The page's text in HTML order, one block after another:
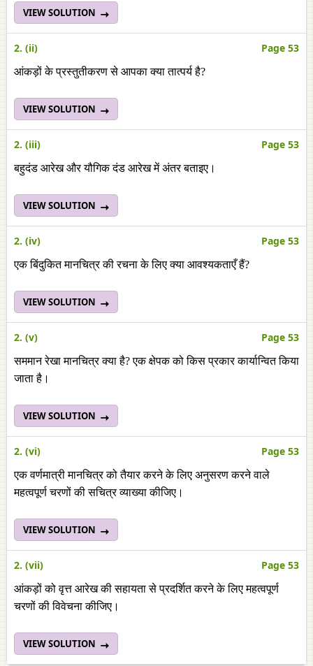
VIEW SOLUTION
2. (ii) Page 53
आंकड़ों के प्रस्तुतीकरण से आपका क्या तात्पर्य है?
VIEW SOLUTION
2. (iii) Page 53
बहुदंड आरेख और यौगिक दंड आरेख में अंतर बताइए।
VIEW SOLUTION
2. (iv) Page 53
एक बिंदुकित मानचित्र की रचना के लिए क्या आवश्यकताएँ हैं?
VIEW SOLUTION
2. (v) Page 53
सममान रेखा मानचित्र क्या है? एक क्षेपक को किस प्रकार कार्यान्वित किया
जाता है।
VIEW SOLUTION
2. (vi) Page 53
एक वर्णमात्री मानचित्र को तैयार करने के लिए अनुसरण करने वाले
महत्वपूर्ण चरणों की सचित्र व्याख्या कीजिए।
VIEW SOLUTION
2. (vii) Page 53
आंकड़ों को वृत्त आरेख की सहायता से प्रदर्शित करने के लिए महत्वपूर्ण
चरणों की विवेचना कीजिए।
VIEW SOLUTION